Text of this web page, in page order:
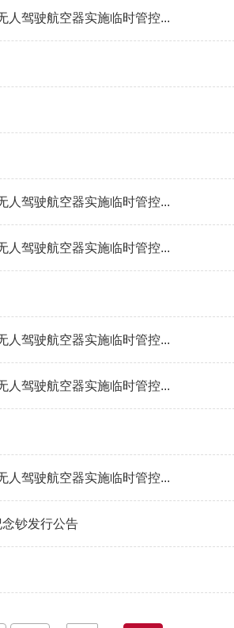
人驾驶航空器实施临时管控...
人驾驶航空器实施临时管控...
人驾驶航空器实施临时管控...
人驾驶航空器实施临时管控...
人驾驶航空器实施临时管控...
人驾驶航空器实施临时管控...
钞发行公告